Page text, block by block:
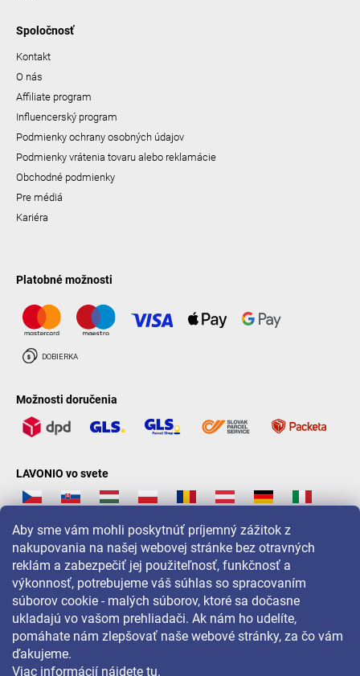
Aby sme vám mohli poskytnúť príjemný zážitok z
nakupovania na našej webovej stránke bez otravných
reklám a zabezpečiť jej použiteľnosť, funkčnosť a
výkonnosť, potrebujeme váš súhlas so spracovaním
súborov cookie - malých súborov, ktoré sa dočasne
ukladajú vo vašom prehliadači. Ak nám ho udelíte,
pomáhate nám zlepšovať naše webové stránky, za čo vám
ďakujeme.
Viac informácií nájdete tu.
Spoločnosť
Kontakt
O nás
Affiliate program
Influencerský program
Podmienky ochrany osobných údajov
Podmienky vrátenia tovaru alebo reklamácie
Obchodné podmienky
Pre médiá
Kariéra
Platobné možnosti
Možnosti doručenia
LAVONIO vo svete
Pre akcie, súťaže a zľavy nás sledujte na: